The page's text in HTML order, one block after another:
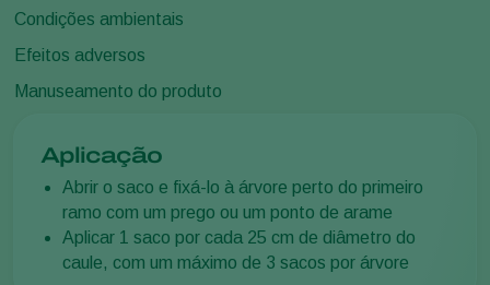
Condições ambientais
Efeitos adversos
Manuseamento do produto
Aplicação
Abrir o saco e fixá-lo à árvore perto do primeiro
ramo com um prego ou um ponto de arame
Aplicar 1 saco por cada 25 cm de diâmetro do
caule, com um máximo de 3 sacos por árvore